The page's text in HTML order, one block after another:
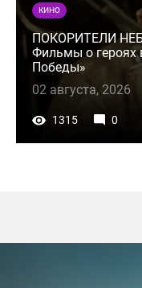
КИНО
ПОКОРИТЕЛИ
Фильмы о героях
Победы»
02 августа, 2026
1315 0